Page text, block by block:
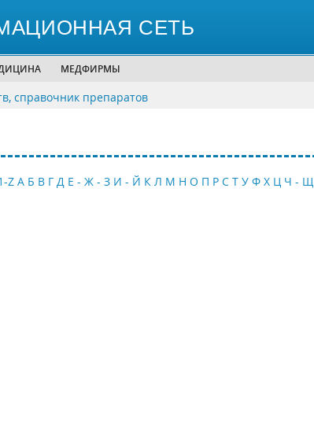
СЕТЬ
МЕДФИРМЫ
справочник препаратов
Z А Б В Г Д Е - Ж - З И - Й К Л М Н О П Р С Т У Ф Х Ц Ч - Щ